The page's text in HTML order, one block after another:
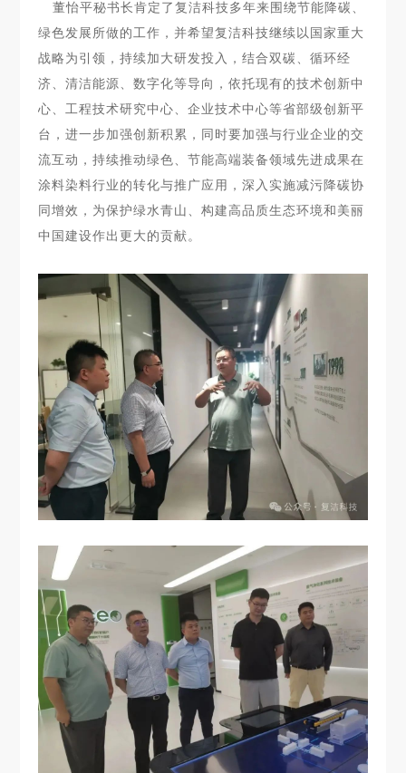
董怡平秘书长肯定了复洁科技多年来围绕节能降碳、
绿色发展所做的工作，并希望复洁科技继续以国家重大
战略为引领，持续加大研发投入，结合双碳、循环经
济、清洁能源、数字化等导向，依托现有的技术创新中
心、工程技术研究中心、企业技术中心等省部级创新平
台，进一步加强创新积累，同时要加强与行业企业的交
流互动，持续推动绿色、节能高端装备领域先进成果在
涂料染料行业的转化与推广应用，深入实施减污降碳协
同增效，为保护绿水青山、构建高品质生态环境和美丽
中国建设作出更大的贡献。